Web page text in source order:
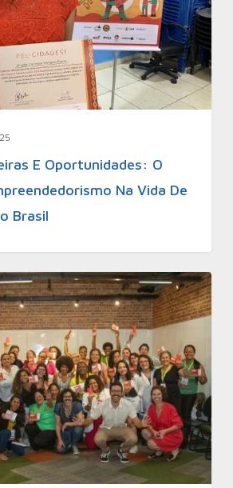
E Oportunidades: O
Na Vida De
Brasil